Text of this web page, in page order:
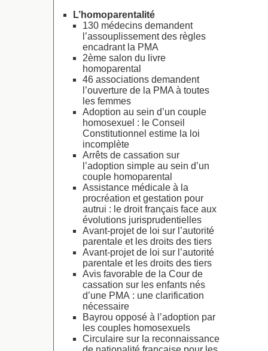
L’homoparentalité
130 médecins demandent
l’assouplissement des règles
encadrant la PMA
2ème salon du livre
homoparental
46 associations demandent
l’ouverture de la PMA à toutes
les femmes
Adoption au sein d’un couple
homosexuel : le Conseil
Constitutionnel estime la loi
incomplète
Arrêts de cassation sur
l’adoption simple au sein d’un
couple homoparental
Assistance médicale à la
procréation et gestation pour
autrui : le droit français face aux
évolutions jurisprudentielles
Avant-projet de loi sur l’autorité
parentale et les droits des tiers
Avant-projet de loi sur l’autorité
parentale et les droits des tiers
Avis favorable de la Cour de
cassation sur les enfants nés
d’une PMA : une clarification
nécessaire
Bayrou opposé à l’adoption par
les couples homosexuels
Circulaire sur la reconnaissance